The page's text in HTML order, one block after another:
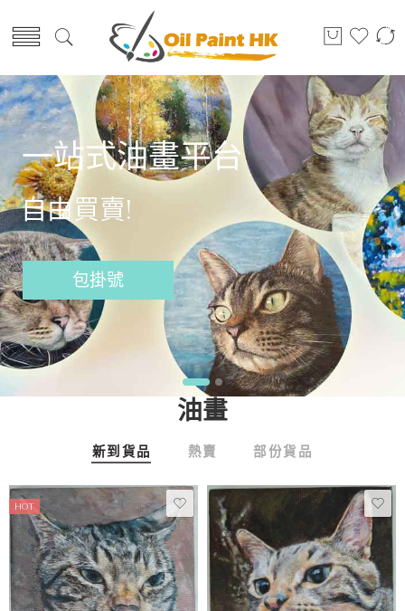
一站式油畫平台
自由買賣!
包掛號
油畫
新到貨品 熱賣 部份貨品
HOT